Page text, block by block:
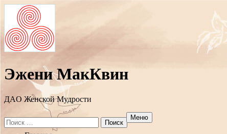
Эжени МакКвин
ДAO Женской Мудрости
Search
for:
Меню